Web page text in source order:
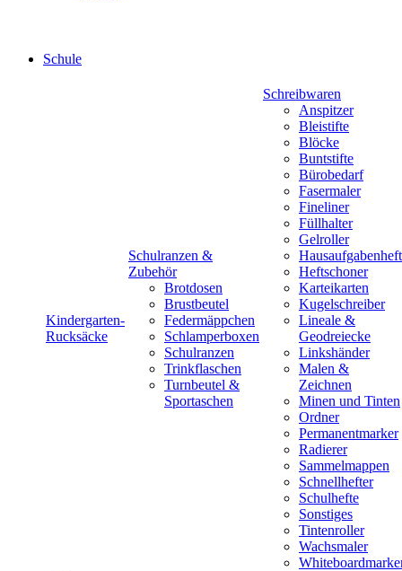
Schule
Kindergarten-
Rucksäcke
Schulranzen &
Zubehör
Brotdosen
Brustbeutel
Federmäppchen
Schlamperboxen
Schulranzen
Trinkflaschen
Turnbeutel &
Sportaschen
Schreibwaren
Anspitzer
Bleistifte
Blöcke
Buntstifte
Bürobedarf
Fasermaler
Fineliner
Füllhalter
Gelroller
Hausaufgabenheft
Heftschoner
Karteikarten
Kugelschreiber
Lineale &
Geodreiecke
Linkshänder
Malen &
Zeichnen
Minen und Tinten
Ordner
Permanentmarker
Radierer
Sammelmappen
Schnellhefter
Schulhefte
Sonstiges
Tintenroller
Wachsmaler